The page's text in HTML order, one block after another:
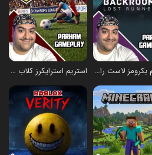
استریم بکرومز لاست رانرز - پرهام گیم پلی استریم استرایکرز کلاب - پرهام گیم پلی